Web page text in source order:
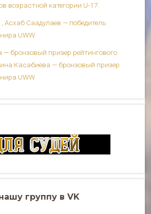
возрастной категории U-17.
Асхаб Саадулаев — победитель
UWW
бронзовый призер рейтингового
Касабиева — бронзовый призер
UWW
группу в VK